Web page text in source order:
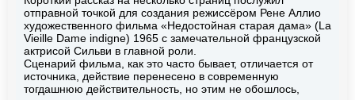
отправной точкой для создания режиссёром Рене Аллио
художественного фильма «Недостойная старая дама» (La
Vieille Dame indigne) 1965 с замечательной французской
актрисой Сильви в главной роли.
Сценарий фильма, как это часто бывает, отличается от
источника, действие перенесено в современную
тогдашнюю действительность, но этим не обошлось,